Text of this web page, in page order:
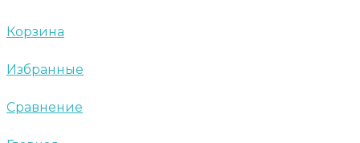
Корзина
Избранные
Сравнение